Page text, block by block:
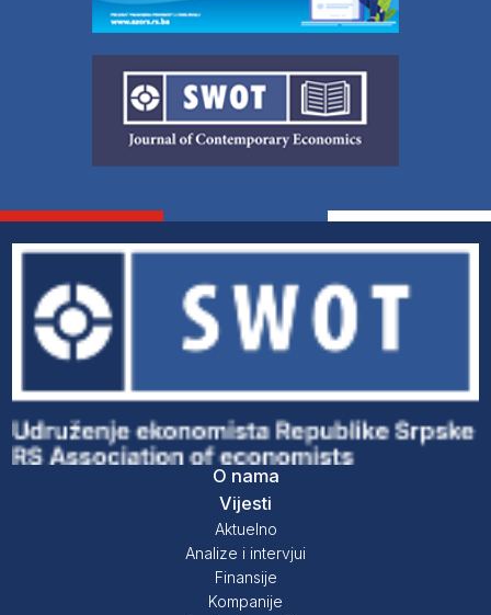
O nama
Vijesti
Aktuelno
Analize i intervjui
Finansije
Kompanije